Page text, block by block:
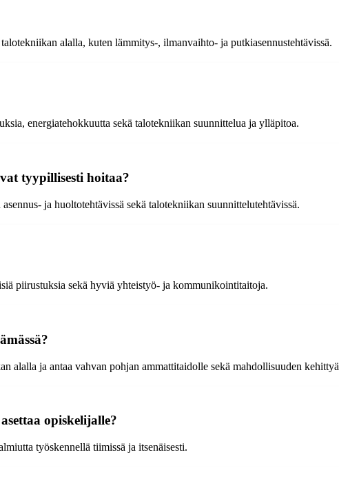
alalla, kuten lämmitys-, ilmanvaihto- ja putkiasennustehtävissä.
energiatehokkuutta sekä talotekniikan suunnittelua ja ylläpitoa.
tyypillisesti hoitaa?
ja huoltotehtävissä sekä talotekniikan suunnittelutehtävissä.
piirustuksia sekä hyviä yhteistyö- ja kommunikointitaitoja.
ja antaa vahvan pohjan ammattitaidolle sekä mahdollisuuden
opiskelijalle?
työskennellä tiimissä ja itsenäisesti.